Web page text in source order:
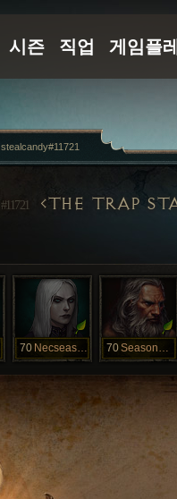
#11721 THE TRAP
70 Necseason 70 Seasonbarb
stealcandy#11721